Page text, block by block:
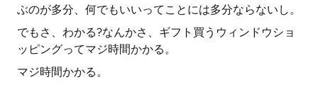
ぶのが多分、何でもいいってことには多分ならないし。
でもさ、わかる?なんかさ、ギフト買うウィンドウショ
ッピングってマジ時間かかる。
マジ時間かかる。